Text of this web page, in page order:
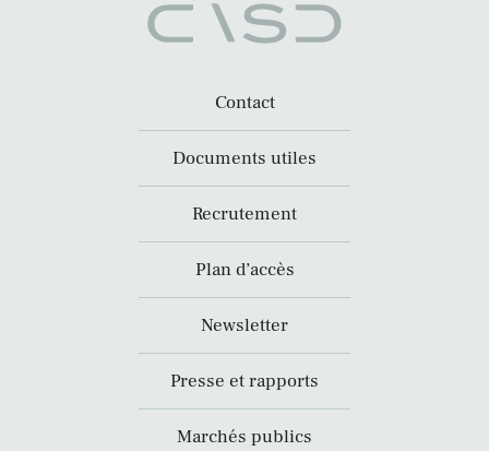
Contact
Documents utiles
Recrutement
Plan d’accès
Newsletter
Presse et rapports
Marchés publics